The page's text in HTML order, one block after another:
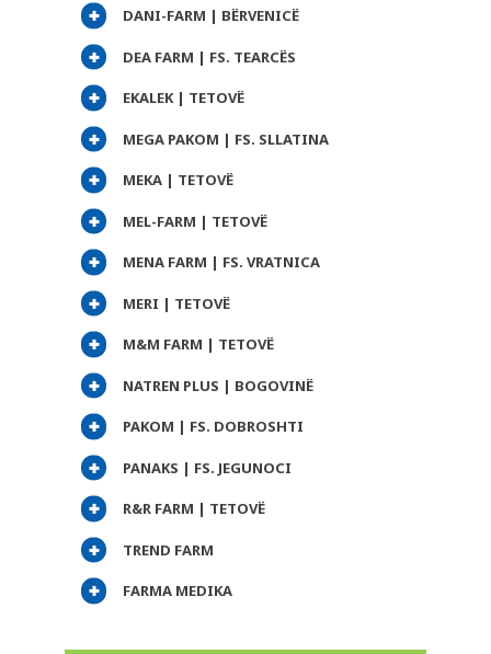
PLUSPHARMA
BARNATORE
REKOMANDIME
KËSHILLA
REVISTË
KARRIERA
DANI-FARM | BËRVENICË
DEA FARM | FS. TEARCËS
EKALEK | TETOVË
MEGA PAKOM | FS. SLLATINA
MEKA | TETOVË
MEL-FARM | TETOVË
MENA FARM | FS. VRATNICA
MERI | TETOVË
М&М FARM | TETOVË
NATREN PLUS | BOGOVINË
PAKOM | FS. DOBROSHTI
PANAKS | FS. JEGUNOCI
R&R FARM | TETOVË
TREND FARM
FARMA MEDIKA